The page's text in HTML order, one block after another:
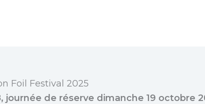
Foil Festival 2025
journée de réserve dimanche 19 octobre